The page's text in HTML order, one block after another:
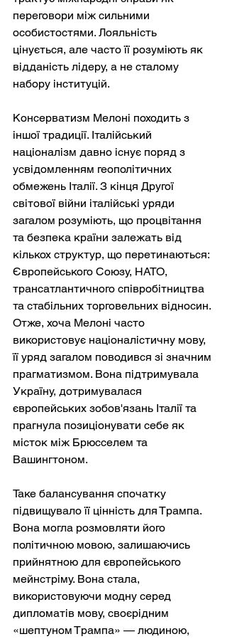
переговори між сильними
особистостями. Лояльність
цінується, але часто її розуміють як
відданість лідеру, а не сталому
набору інституцій.
Консерватизм Мелоні походить з
іншої традиції. Італійський
націоналізм давно існує поряд з
усвідомленням геополітичних
обмежень Італії. З кінця Другої
світової війни італійські уряди
загалом розуміють, що процвітання
та безпека країни залежать від
кількох структур, що перетинаються:
Європейського Союзу, НАТО,
трансатлантичного співробітництва
та стабільних торговельних відносин.
Отже, хоча Мелоні часто
використовує націоналістичну мову,
її уряд загалом поводився зі значним
прагматизмом. Вона підтримувала
Україну, дотримувалася
європейських зобов'язань Італії та
прагнула позиціонувати себе як
місток між Брюсселем та
Вашингтоном.
Таке балансування спочатку
підвищувало її цінність для Трампа.
Вона могла розмовляти його
політичною мовою, залишаючись
прийнятною для європейського
мейнстріму. Вона стала,
використовуючи модну серед
дипломатів мову, своєрідним
«шептуном Трампа» — людиною,